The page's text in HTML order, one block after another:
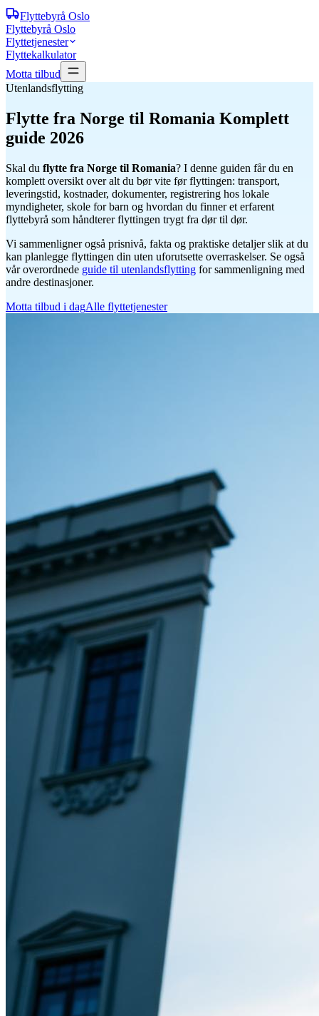
Flyttebyrå Oslo
Flyttebyrå Oslo
Flyttetjenester
Flyttekalkulator
Motta tilbud
Utenlandsflytting
Flytte fra Norge til Romania Komplett
guide 2026
Skal du flytte fra Norge til Romania? I denne guiden får du en
komplett oversikt over alt du bør vite før flyttingen: transport,
leveringstid, kostnader, dokumenter, registrering hos lokale
myndigheter, skole for barn og hvordan du finner et erfarent
flyttebyrå som håndterer flyttingen trygt fra dør til dør.
Vi sammenligner også prisnivå, fakta og praktiske detaljer slik at du
kan planlegge flyttingen din uten uforutsette overraskelser. Se også
vår overordnede guide til utenlandsflytting for sammenligning med
andre destinasjoner.
Motta tilbud i dagAlle flyttetjenester